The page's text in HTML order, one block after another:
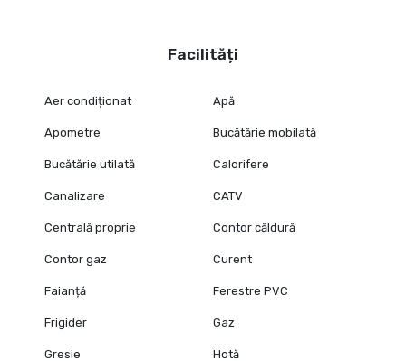
Facilități
Aer condiționat Apă
Apometre Bucătărie mobilată
Bucătărie utilată Calorifere
Canalizare CATV
Centrală proprie Contor căldură
Contor gaz Curent
Faianță Ferestre PVC
Frigider Gaz
Gresie Hotă